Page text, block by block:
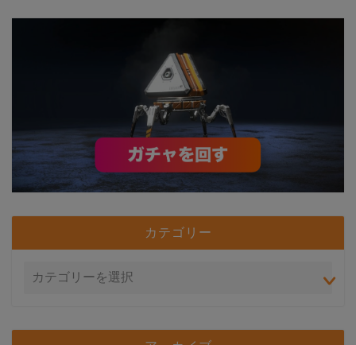
カテゴリー